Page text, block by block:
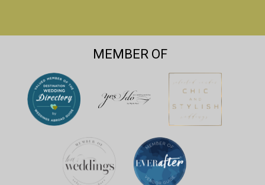
MEMBER OF